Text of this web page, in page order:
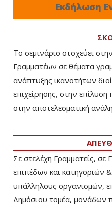
Εκδήλωση
Το σεμινάριο στοχεύει
Γραμματέων σε θέματα
ανάπτυξης ικανοτήτων
επιχείρησης, στην
στην αποτελεσματική
Σε στελέχη Γραμματείς, σε
επιπέδων και κατηγοριών &
υπάλληλους οργανισμών,
Δημόσιου τομέα, μονάδων